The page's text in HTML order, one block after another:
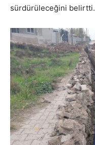
sürdürüleceğini belirtti.